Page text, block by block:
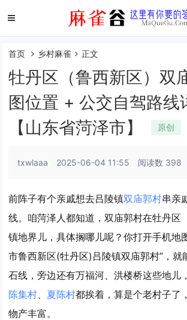
首页 乡村麻雀 正文
牡丹区（鲁西新区）双
图位置 + 公交自驾路线
【山东省菏泽市】
原创
txwlaaa 2025-06-04 11:55 阅读数 398
前阵子有个亲戚想去吕陵镇双庙郭村串亲
线。咱菏泽人都知道，双庙郭村在牡丹区
镇地界儿，具体搁哪儿呢？你打开手机地
市鲁西新区(牡丹区)吕陵镇双庙郭村”，就
石线，旁边还有万福河、洪楼桥这些地儿
陈集村、 夏陈村都挨着，算是个老村子了
物产丰富。